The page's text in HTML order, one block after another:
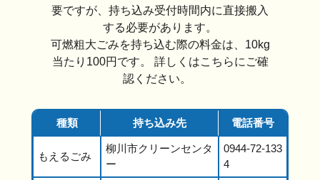
要ですが、持ち込み受付時間内に直接搬入
する必要があります。
可燃粗大ごみを持ち込む際の料金は、10kg
当たり100円です。 詳しくはこちらにご確
認ください。
種類 持ち込み先 電話番号
もえるごみ
柳川市クリーンセンタ
ー
0944-72-133
4